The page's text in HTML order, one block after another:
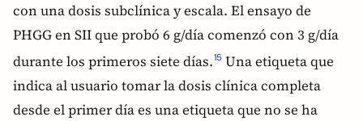
con una dosis subclínica y escala. El ensayo de
PHGG en SII que probó 6 g/día comenzó con 3 g/día
durante los primeros siete días.15 Una etiqueta que
indica al usuario tomar la dosis clínica completa
desde el primer día es una etiqueta que no se ha